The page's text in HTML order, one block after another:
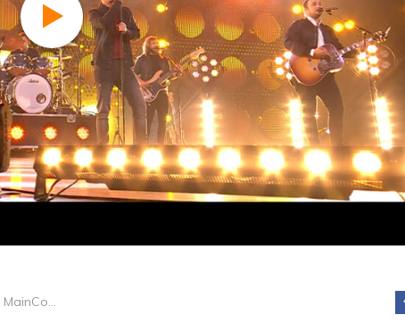
Bee Gees by MainCourse